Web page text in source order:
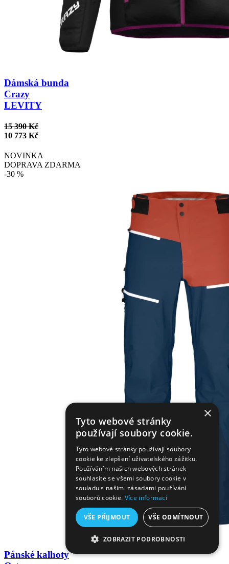
Dámská bunda
Crazy
LEVITY
15 390 Kč
10 773 Kč
NOVINKA
DOPRAVA ZDARMA
-30 %
Pánské kalhoty
×
Tyto webové stránky
používají soubory cookie.
Tyto webové stránky používají soubory
cookie ke zlepšení uživatelského zážitku.
Používáním našich webových stránek
souhlasíte se všemi soubory cookie v
souladu s našimi zásadami používání
souborů cookie. Více informací
VŠE PŘIJMOUT VŠE ODMÍTNOUT
ZOBRAZIT PODROBNOSTI
NEZBYTNĚ NUTNÉ SOUBORY